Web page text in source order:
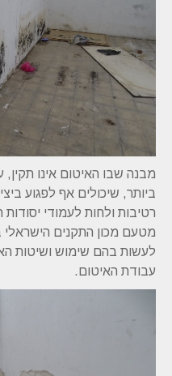
מבנה שבו האיטום אינו תקין,
ביותר, שיכולים אף לפגוע
רטיבות ולחות לעמודי יסודות
מטעם מכון התקנים הישראלי
לעשות בהם שימוש ושיטות
עבודת האיטום.